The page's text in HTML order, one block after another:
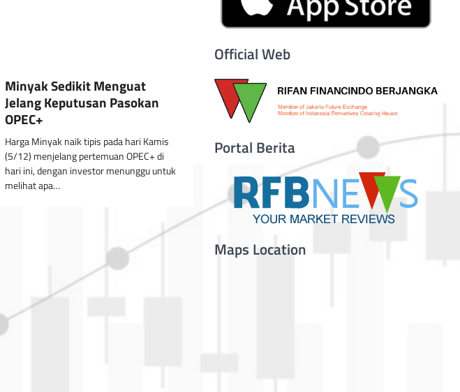
Minyak Sedikit Menguat
Jelang Keputusan Pasokan
OPEC+
Harga Minyak naik tipis pada hari Kamis
(5/12) menjelang pertemuan OPEC+ di
hari ini, dengan investor menunggu untuk
melihat apa…
Official Web
Portal Berita
Maps Location